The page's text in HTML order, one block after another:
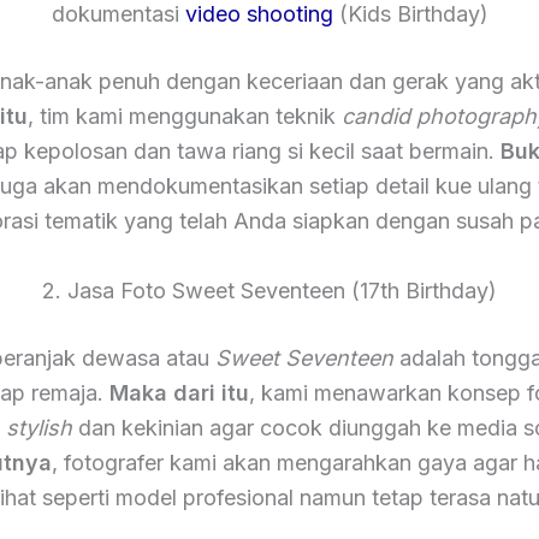
dokumentasi video shooting (Kids Birthday)
anak penuh dengan keceriaan dan gerak yang
, tim kami menggunakan teknik candid
kepolosan dan tawa riang si kecil saat bermain.
akan mendokumentasikan setiap detail kue ulang
tematik yang telah Anda siapkan dengan susah
2. Jasa Foto Sweet Seventeen (17th Birthday)
dewasa atau Sweet Seventeenadalah
remaja. Maka dari itu, kami menawarkan konsep
stylish dan kekinian agar cocok diunggah ke media
, fotografer kami akan mengarahkan gaya agar
seperti model profesional namun tetap terasa